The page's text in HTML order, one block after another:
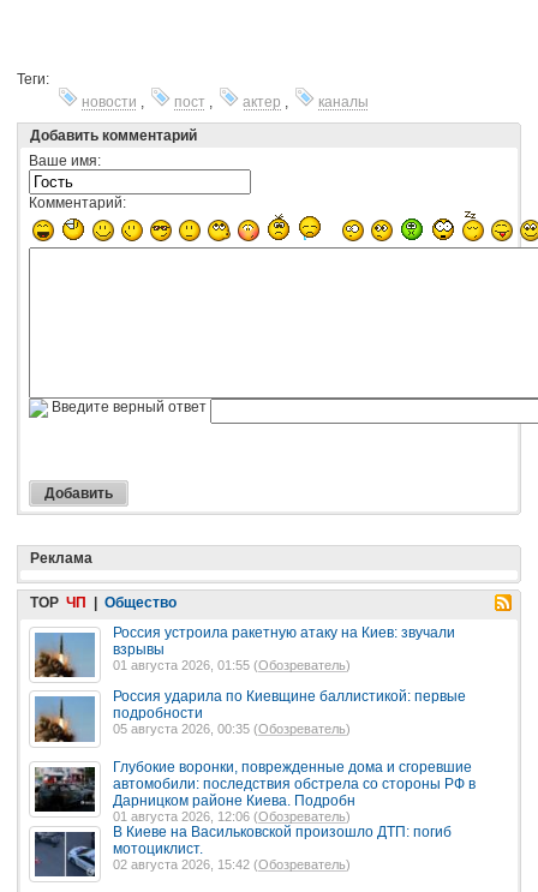
Теги:
новости , пост , актер ,
каналы
Добавить комментарий
Ваше имя:
Комментарий:
Введите верный ответ
Реклама
TOP ЧП | Общество
Россия устроила ракетную атаку на Киев: звучали
взрывы
01 августа 2026, 01:55 (Обозреватель)
Россия ударила по Киевщине баллистикой: первые
подробности
05 августа 2026, 00:35 (Обозреватель)
Глубокие воронки, поврежденные дома и сгоревшие
автомобили: последствия обстрела со стороны РФ в
Дарницком районе Киева. Подробн
01 августа 2026, 12:06 (Обозреватель)
В Киеве на Васильковской произошло ДТП: погиб
мотоциклист.
02 августа 2026, 15:42 (Обозреватель)